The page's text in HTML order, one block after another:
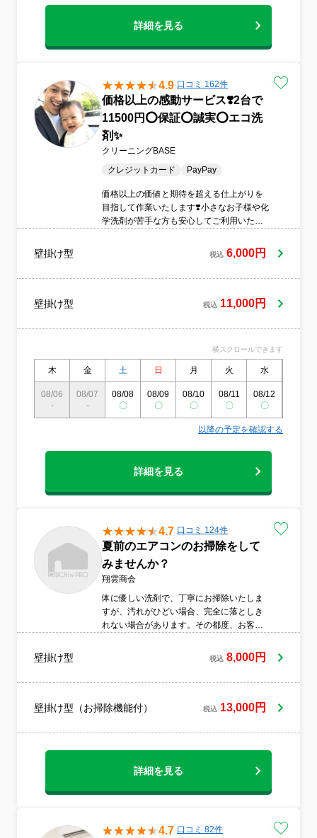
詳細を見る
4.9 口コミ 162件
価格以上の感動サービス❣️2台で
11500円⭕️保証⭕️誠実⭕️エコ洗
剤✨
クリーニングBASE
クレジットカード
PayPay
価格以上の価値と期待を超える仕上がりを
目指して作業いたします❣️小さなお子様や化
学洗剤が苦手な方も安心してご利用いただ
年■大手ハウスクリーニング専門店での経験
あり■損害保険加入済み■無料アフターサポ
で責任を持って丁寧に対応いたします❣️
壁掛け型 税込 6,000円
壁掛け型 税込 11,000円
横スクロールできます
木 金 土 日 月 火 水
08/06
-
08/07
-
08/08
〇
08/09
〇
08/10
〇
08/11
〇
08/12
〇
以降の予定を確認する
詳細を見る
4.7 口コミ 124件
夏前のエアコンのお掃除をして
みませんか？
翔雲商会
体に優しい洗剤で、丁寧にお掃除いたしま
すが、汚れがひどい場合、完全に落としき
れない場合があります。その都度、お客様
壁掛け型 税込 8,000円
壁掛け型（お掃除機能付） 税込 13,000円
詳細を見る
4.7 口コミ 82件